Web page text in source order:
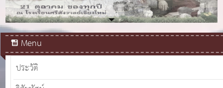
สมเด็จพระเจ้าอยู่หัวมหาวชิราลงกรณ บดินทรเทพยวรางกูร
Menu
ประวัติ